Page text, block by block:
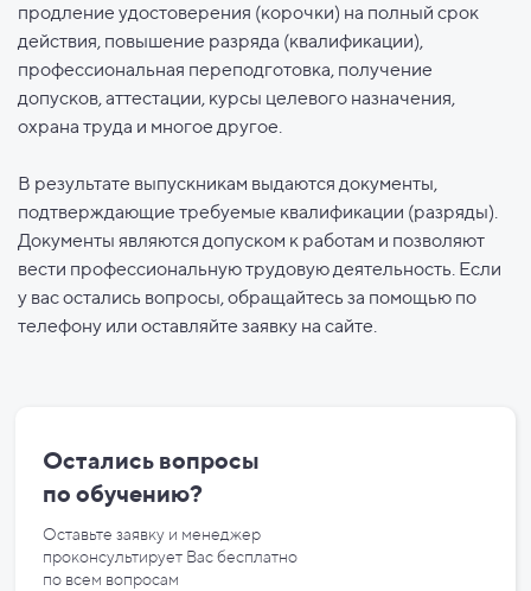
продление удостоверения (корочки) на полный срок
действия, повышение разряда (квалификации),
профессиональная переподготовка, получение
допусков, аттестации, курсы целевого назначения,
охрана труда и многое другое.
В результате выпускникам выдаются документы,
подтверждающие требуемые квалификации (разряды).
Документы являются допуском к работам и позволяют
вести профессиональную трудовую деятельность. Если
у вас остались вопросы, обращайтесь за помощью по
телефону или оставляйте заявку на сайте.
Остались вопросы
по обучению?
Оставьте заявку и менеджер
проконсультирует Вас бесплатно
по всем вопросам